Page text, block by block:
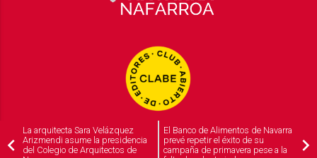
La arquitecta Sara Velázquez
Arizmendi asume la presidencia
del Colegio de Arquitectos de
El Banco de Alimentos de Navarra
prevé repetir el éxito de su
campaña de primavera pese a la